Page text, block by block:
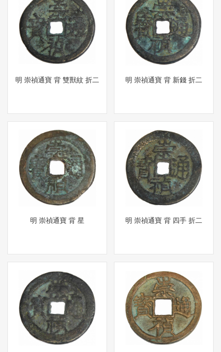
明 崇禎通寶 背 雙獸紋 折二 明 崇禎通寶 背 新錢 折二
明 崇禎通寶 背 星 明 崇禎通寶 背 四手 折二